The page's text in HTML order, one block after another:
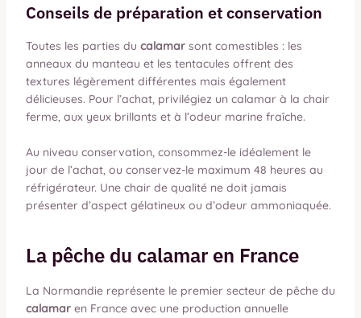
Conseils de préparation et conservation
Toutes les parties du calamarsont comestibles : les
anneaux du manteau et les tentacules offrent des
textures légèrement différentes mais également
délicieuses. Pour l’achat, privilégiez un calamar à la chair
ferme, aux yeux brillants et à l’odeur marine fraîche.
Au niveau conservation, consommez-le idéalement le
jour de l’achat, ou conservez-le maximum 48 heures au
réfrigérateur. Une chair de qualité ne doit jamais
présenter d’aspect gélatineux ou d’odeur ammoniaquée.
La pêche du calamar en France
La Normandie représente le premier secteur de pêche du
calamaren France avec une production annuelle